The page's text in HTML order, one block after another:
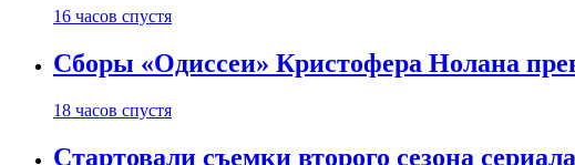
16 часов спустя
Сборы «Одиссеи» Кристофера Нолана
18 часов спустя
Стартовали съемки второго сезона